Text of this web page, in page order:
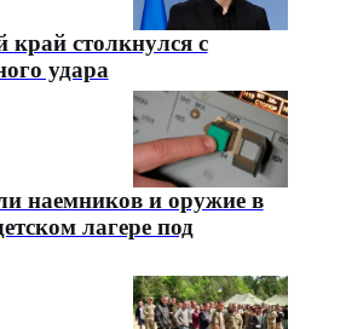
край столкнулся с
удара
наемников и оружие в
лагере под